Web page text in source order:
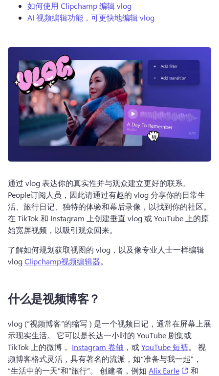
如何使用 Clipchamp 编辑 vlog
AI 视频编辑功能，可更快地编辑 vlog
People订阅人员，因此请通过有趣的 vlog 分享你的日常生
在 TikTok 和 Instagram 上创建垂直 vlog 或 YouTube 上的原
始宽屏视频，以吸引观众回来。
了解如何规划获取视图的 vlog，以及像专业人士一样编辑
vlog Clipchamp视频编辑器。
什么是视频博客？
vlog (“视频博客”的缩写 ) 是一个视频日记，通常在屏幕上展
示现实生活。 它可以是长达一小时的 YouTube 剧集或
TikTok 上的微博， Instagram 卷轴 ，或 YouTube 短裤。 视
频博客格式灵活，具有著名的流派，如“准备与我一起”，
“生活中的一天”和“旅行”。 创建者，例如 Alix Earle (opens
和